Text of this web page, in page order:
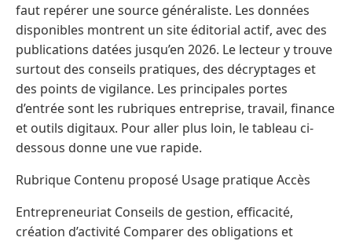
faut repérer une source généraliste. Les données
disponibles montrent un site éditorial actif, avec des
publications datées jusqu’en 2026. Le lecteur y trouve
surtout des conseils pratiques, des décryptages et
des points de vigilance. Les principales portes
d’entrée sont les rubriques entreprise, travail, finance
et outils digitaux. Pour aller plus loin, le tableau ci-
dessous donne une vue rapide.
Rubrique Contenu proposé Usage pratique Accès
Entrepreneuriat Conseils de gestion, efficacité,
création d’activité Comparer des obligations et